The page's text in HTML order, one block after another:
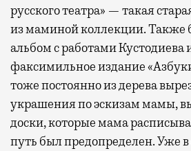
русского театра» — такая
из маминой коллекции.
альбом с работами Кустодиева
факсимильное издание
тоже постоянно из дерева
украшения по эскизам мамы,
доски, которые мама
путь был предопределен. Уже в